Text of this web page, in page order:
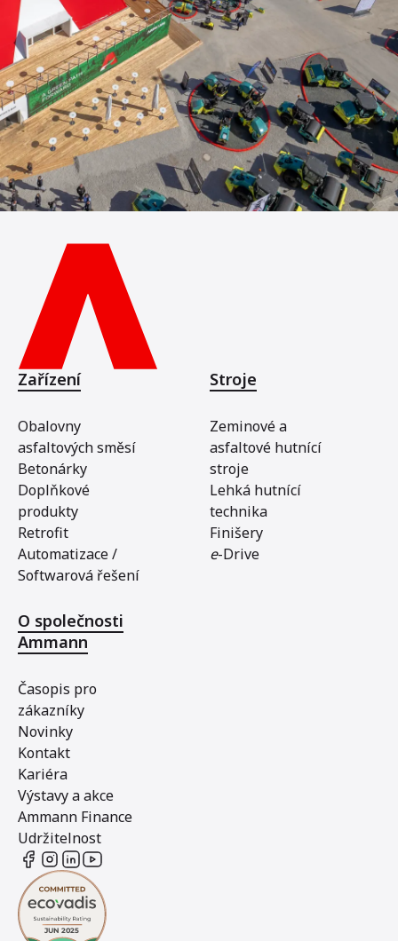
Zařízení
Obalovny
asfaltových směsí
Betonárky
Doplňkové
produkty
Retrofit
Automatizace /
Softwarová řešení
Stroje
Zeminové a
asfaltové hutnící
stroje
Lehká hutnící
technika
Finišery
e-Drive
O společnosti
Ammann
Časopis pro
zákazníky
Novinky
Kontakt
Kariéra
Výstavy a akce
Ammann Finance
Udržitelnost